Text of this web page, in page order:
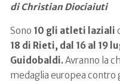
di Christian Diociaiuti
Sono 10 gli atleti laziali
18 di Rieti, dal 16 al 19
Guidobaldi.Avranno la
medaglia europea contro